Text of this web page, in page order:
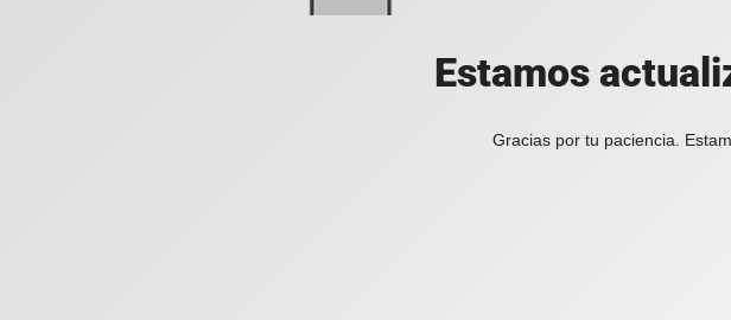
Estamos
Gracias por tu paciencia.